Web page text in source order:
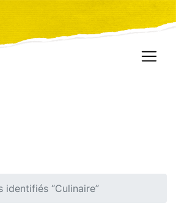
identifiés “Culinaire”